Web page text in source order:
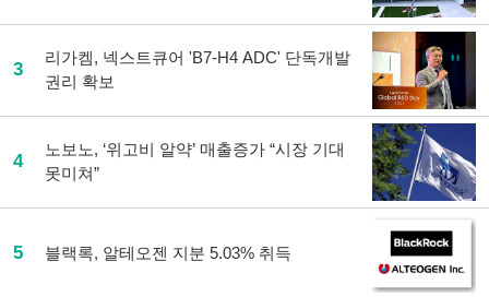
3
리가켐, 넥스트큐어 'B7-H4 ADC' 단독개발
권리 확보
4
노보노, ‘위고비 알약’ 매출증가 “시장 기대
못미쳐”
5 블랙록, 알테오젠 지분 5.03% 취득